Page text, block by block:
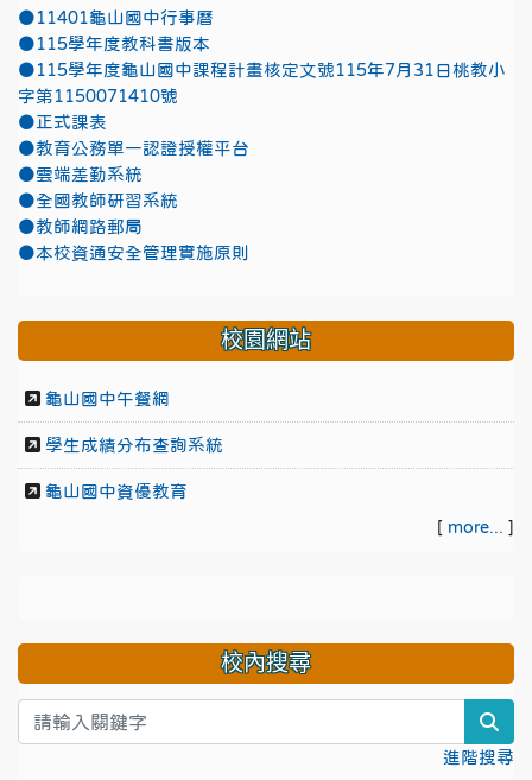
●11401龜山國中行事曆
●115學年度教科書版本
●115學年度龜山國中課程計畫核定文號115年7月31日桃教小
字第1150071410號
●正式課表
●教育公務單一認證授權平台
●雲端差勤系統
●全國教師研習系統
●教師網路郵局
●本校資通安全管理實施原則
校園網站
龜山國中午餐網
學生成績分布查詢系統
龜山國中資優教育
[ more... ]
校內搜尋
進階搜尋